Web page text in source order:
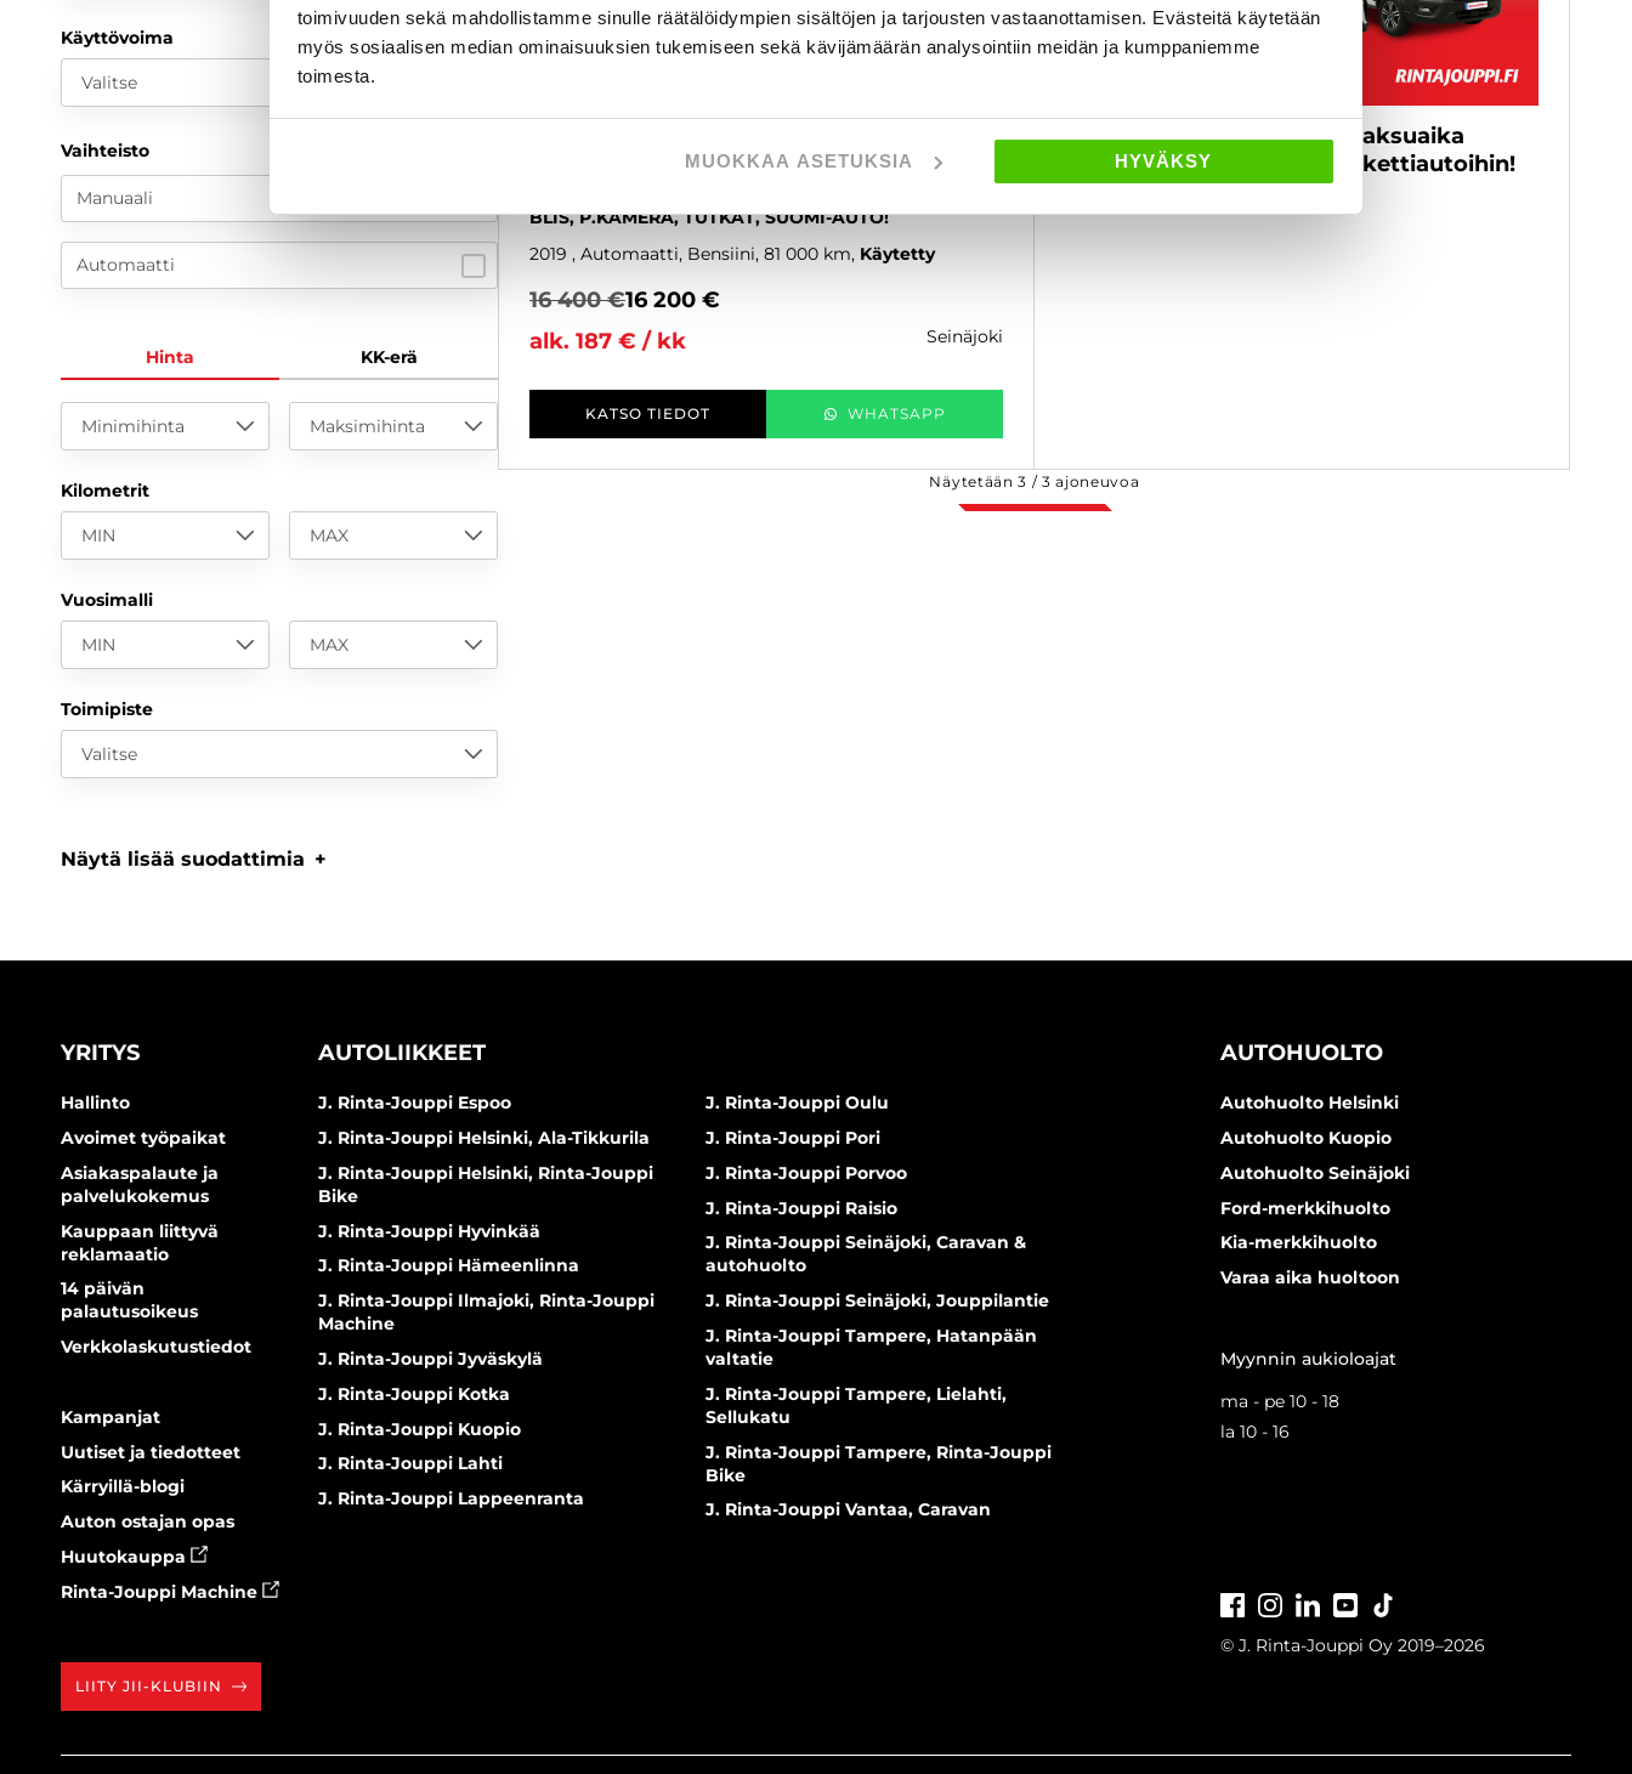
toimivuuden sekä mahdollistamme sinulle räätälöidympien sisältöjen ja tarjousten vastaanottamisen. Evästeitä käytetään
myös sosiaalisen median ominaisuuksien tukemiseen sekä kävijämäärän analysointiin meidän ja kumppaniemme
toimesta.
MUOKKAA ASETUKSIA HYVÄKSY
Käyttövoima
Valitse
Vaihteisto
Manuaali
Automaatti
Hinta KK-erä
Minimihinta Maksimihinta
Kilometrit
MIN MAX
Vuosimalli
MIN MAX
Toimipiste
Valitse
Näytä lisää suodattimia
1,3 150hv T4 DCT Limited - 6 kk korotonta ja
BLIS, P.KAMERA, TUTKAT, SUOMI-AUTO!
2019 , Automaatti, Bensiini, 81 000 km Käytetty
16 400 €16 200 €
alk. 187 € / kk
seinäjoki
KATSO TIEDOT WHATSAPP
6 kk koroton ja kuluton maksuaika
käytettyihin henkilö- ja pakettiautoihin!
Näytetään3 /3 ajoneuvoa
YRITYS
Hallinto
Avoimet työpaikat
Asiakaspalaute ja
palvelukokemus
Kauppaan liittyvä
reklamaatio
14 päivän
palautusoikeus
Verkkolaskutustiedot
Kampanjat
Uutiset ja tiedotteet
Kärryillä-blogi
Auton ostajan opas
Huutokauppa
Rinta-Jouppi Machine
AUTOLIIKKEET
J. Rinta-Jouppi Espoo
J. Rinta-Jouppi Helsinki, Ala-Tikkurila
J. Rinta-Jouppi Helsinki, Rinta-Jouppi
Bike
J. Rinta-Jouppi Hyvinkää
J. Rinta-Jouppi Hämeenlinna
J. Rinta-Jouppi Ilmajoki, Rinta-Jouppi
Machine
J. Rinta-Jouppi Jyväskylä
J. Rinta-Jouppi Kotka
J. Rinta-Jouppi Kuopio
J. Rinta-Jouppi Lahti
J. Rinta-Jouppi Lappeenranta
J. Rinta-Jouppi Oulu
J. Rinta-Jouppi Pori
J. Rinta-Jouppi Porvoo
J. Rinta-Jouppi Raisio
J. Rinta-Jouppi Seinäjoki, Caravan &
autohuolto
J. Rinta-Jouppi Seinäjoki, Jouppilantie
J. Rinta-Jouppi Tampere, Hatanpään
valtatie
J. Rinta-Jouppi Tampere, Lielahti,
Sellukatu
J. Rinta-Jouppi Tampere, Rinta-Jouppi
Bike
J. Rinta-Jouppi Vantaa, Caravan
AUTOHUOLTO
Autohuolto Helsinki
Autohuolto Kuopio
Autohuolto Seinäjoki
Ford-merkkihuolto
Kia-merkkihuolto
Varaa aika huoltoon
Myynnin aukioloajat
ma - pe 10 - 18
la 10 - 16
FacebookInstagramLinkedInYoutube
© J. Rinta-Jouppi Oy 2019–2026
LIITY JII-KLUBIIN